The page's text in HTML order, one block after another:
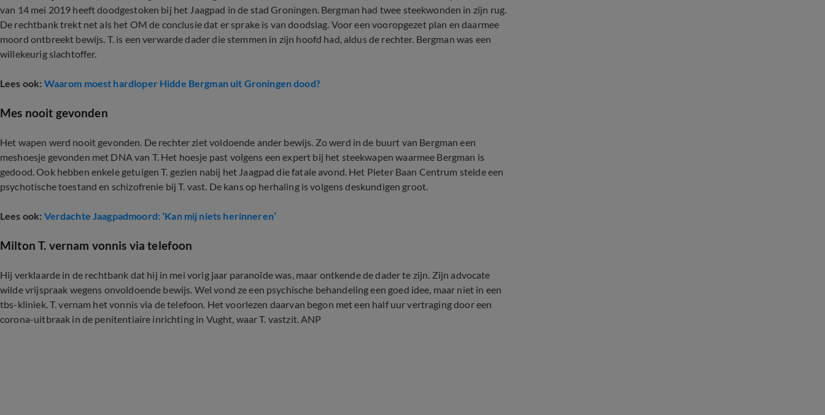
van 14 mei 2019 heeft doodgestoken bij het Jaagpad in de stad Groningen. Bergman had twee steekwonden in zijn rug.
De rechtbank trekt net als het OM de conclusie dat er sprake is van doodslag. Voor een vooropgezet plan en daarmee
moord ontbreekt bewijs. T. is een verwarde dader die stemmen in zijn hoofd had, aldus de rechter. Bergman was een
willekeurig slachtoffer.
Lees ook: Waarom moest hardloper Hidde Bergman uit Groningen dood?
Mes nooit gevonden
Het wapen werd nooit gevonden. De rechter ziet voldoende ander bewijs. Zo werd in de buurt van Bergman een
meshoesje gevonden met DNA van T. Het hoesje past volgens een expert bij het steekwapen waarmee Bergman is
gedood. Ook hebben enkele getuigen T. gezien nabij het Jaagpad die fatale avond. Het Pieter Baan Centrum stelde een
psychotische toestand en schizofrenie bij T. vast. De kans op herhaling is volgens deskundigen groot.
Lees ook: Verdachte Jaagpadmoord: ‘Kan mij niets herinneren’
Milton T. vernam vonnis via telefoon
Hij verklaarde in de rechtbank dat hij in mei vorig jaar paranoïde was, maar ontkende de dader te zijn. Zijn advocate
wilde vrijspraak wegens onvoldoende bewijs. Wel vond ze een psychische behandeling een goed idee, maar niet in een
tbs-kliniek. T. vernam het vonnis via de telefoon. Het voorlezen daarvan begon met een half uur vertraging door een
corona-uitbraak in de penitentiaire inrichting in Vught, waar T. vastzit. ANP